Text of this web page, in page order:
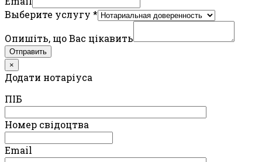
Выберите услугу *
Опишіть, що Вас цікавить
Отправить
×
Додати нотаріуса
ПIБ
Номер свідоцтва
Email